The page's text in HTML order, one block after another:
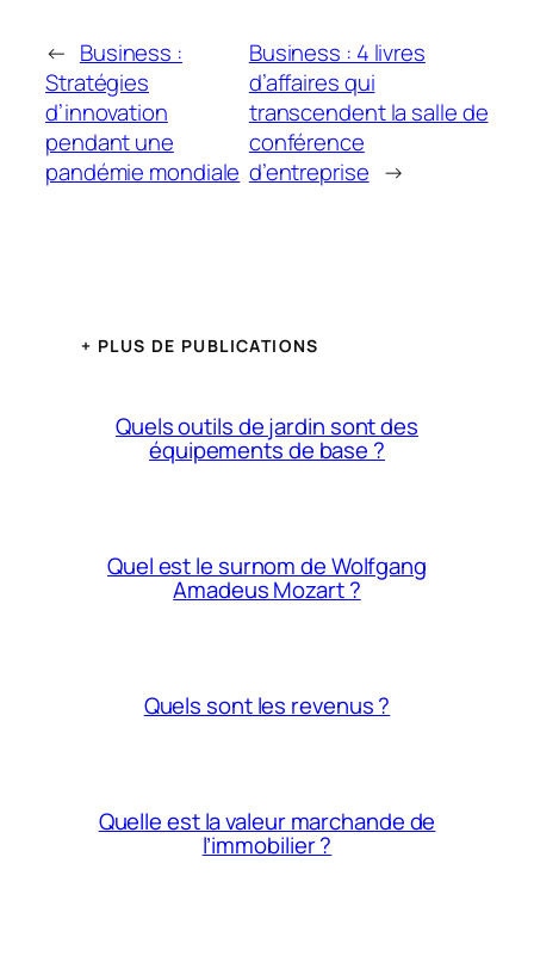
← Business :
Stratégies
d’innovation
pendant une
pandémie mondiale
Business : 4 livres
d’affaires qui
transcendent la salle de
conférence
d’entreprise →
+ PLUS DE PUBLICATIONS
Quels outils de jardin sont des
équipements de base ?
Quel est le surnom de Wolfgang
Amadeus Mozart ?
Quels sont les revenus ?
Quelle est la valeur marchande de
l’immobilier ?